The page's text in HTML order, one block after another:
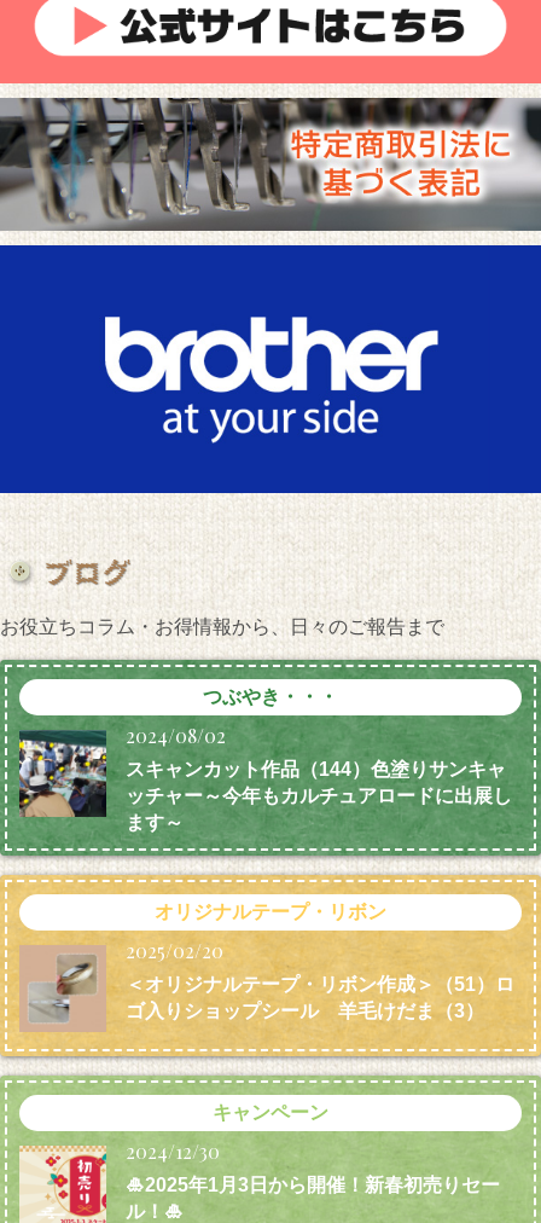
お役立ちコラム・お得情報から、日々のご報告まで
つぶやき・・・
2024/08/02
スキャンカット作品（144）色塗りサンキャ
ッチャー～今年もカルチュアロードに出展し
ます～
オリジナルテープ・リボン
2025/02/20
＜オリジナルテープ・リボン作成＞（51）ロ
ゴ入りショップシール 羊毛けだま （3）
キャンペーン
2024/12/30
🎍2025年1月3日から開催！新春初売りセー
ル！🎍